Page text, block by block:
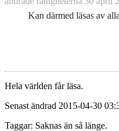
Kan därmed läsas av
Hela världen får läsa.
Senast ändrad 2015-04-30
Taggar: Saknas än så länge.